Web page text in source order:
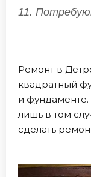
11.
Ремонт в
квадратный
и фундаменте.
лишь в том
сделать